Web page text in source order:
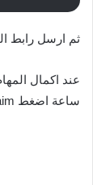
ثم ارسل رابط
ساعة اضغط Claim